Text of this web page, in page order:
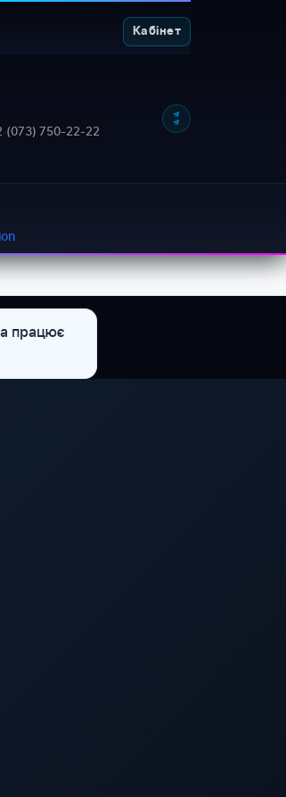
Кабінет
·(073) 750-22-22
працює
NETWORK_STATUS: ONLINE